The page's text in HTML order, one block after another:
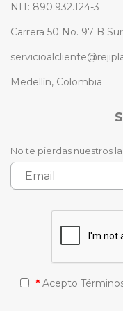
NIT: 890.932.124-3
Carrera 50 No. 97 B
Medellín, Colombia
No te pierdas nuestros
* Acepto